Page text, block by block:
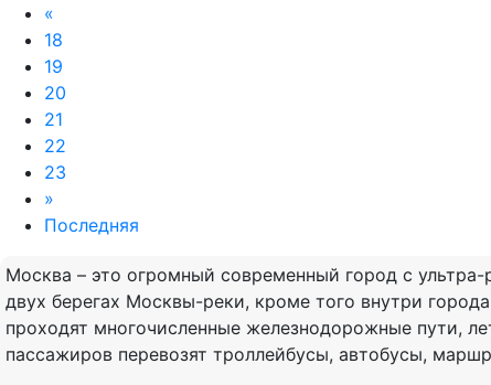
«
18
19
20
21
22
23
»
Последняя
Москва – это огромный современный город с
двух берегах Москвы-реки, кроме того внутри
проходят многочисленные железнодорожные пути,
пассажиров перевозят троллейбусы, автобусы,